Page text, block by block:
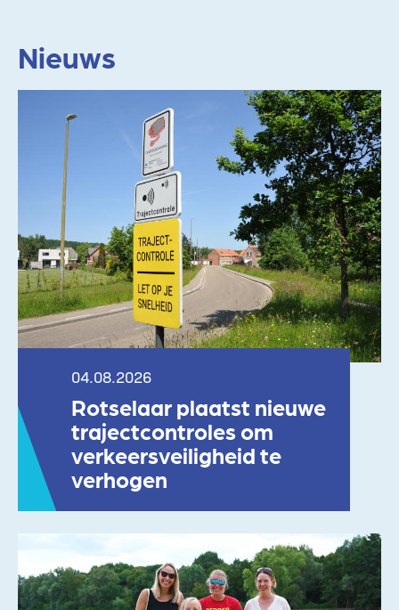
Nieuws
Lees meer04.08.2026
Rotselaar plaatst nieuwe
trajectcontroles om
verkeersveiligheid te
verhogen